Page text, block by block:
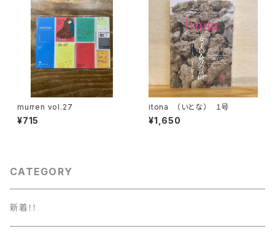
murren vol.27
¥715
itona （いとな） １号
¥1,650
CATEGORY
新着！！